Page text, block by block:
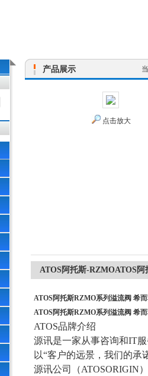
产品展示
点击放大
ATOS阿托斯-RZMOATOS
ATOS阿托斯RZMO系列溢流阀 希
ATOS阿托斯RZMO系列溢流阀 希
ATOS品牌介绍
源讯是一家从事咨询和IT
以“客户的远景，我们
源讯公司（ATOSORIGIN